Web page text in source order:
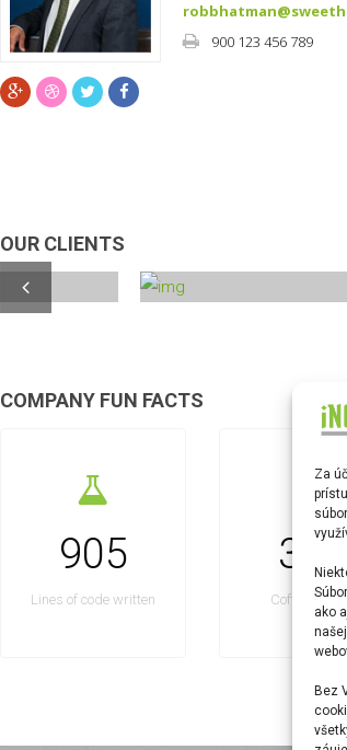
Za
ako
Bez
900 123 456 789
OUR CLIENTS
COMPANY FUN FACTS
1170
Lines of code written
457
Coffe